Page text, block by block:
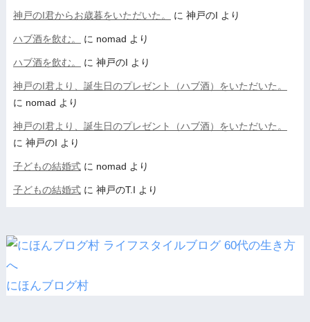
神戸のI君からお歳暮をいただいた。 に 神戸のI より
ハブ酒を飲む。 に nomad より
ハブ酒を飲む。 に 神戸のI より
神戸のI君より、誕生日のプレゼント（ハブ酒）をいただいた。
に nomad より
神戸のI君より、誕生日のプレゼント（ハブ酒）をいただいた。
に 神戸のI より
子どもの結婚式に nomad より
子どもの結婚式に 神戸のT.I より
にほんブログ村